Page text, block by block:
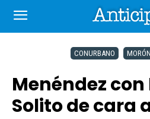
CONURBANO MORÓN
Menéndez
Solito de cara